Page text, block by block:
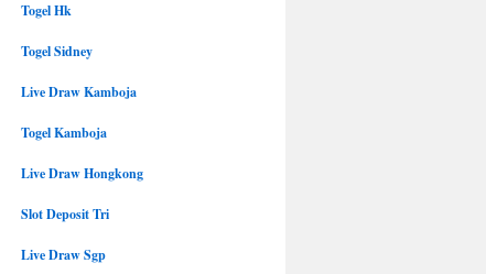
Togel Hk
Togel Sidney
Live Draw Kamboja
Togel Kamboja
Live Draw Hongkong
Slot Deposit Tri
Live Draw Sgp